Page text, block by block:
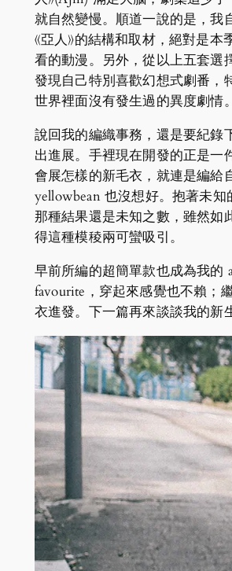
就自然變慢。順道一說的是，我
《亞人》的結構和取材，絕對是本
看的動漫。另外，從以上五套選
發現自己特別喜歡幻想式劇番，
世界裡面沒有發生過的異度劇情。
說回我的編織事務，還是要紀錄
出進展。手裡現在開發的正是一
會展怎樣的新毛衣，就連是編給
yellowbean 也沒想好。抱著未知
那種結果還是未知之數，雖然如
得這種模稜兩可蠻吸引。
早前所編的超簡單款也成為我的
favourite，穿起來感覺也不賴；
衣進發。下一篇再來談談我的新